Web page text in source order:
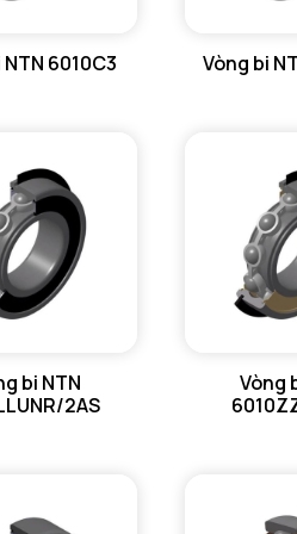
NTN
6010C3 Vòng bi
bi NTN
2AS
Vòng